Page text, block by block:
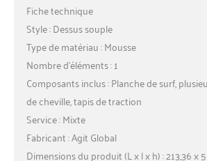
Fiche technique
Style : Dessus souple
Type de matériau : Mousse
Nombre d’éléments : 1
Composants inclus : Planche de surf,
de cheville, tapis de traction
Service : Mixte
Fabricant : Agit Global
Dimensions du produit (L x l x h) : 213,36 x